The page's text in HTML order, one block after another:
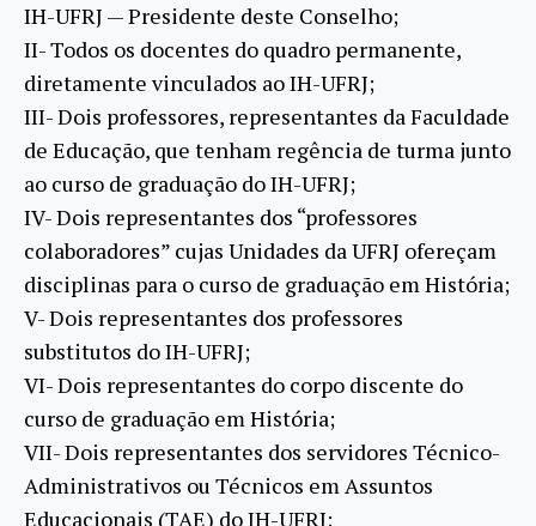
IH-UFRJ — Presidente deste Conselho;
II- Todos os docentes do quadro permanente,
diretamente vinculados ao IH-UFRJ;
III- Dois professores, representantes da Faculdade
de Educação, que tenham regência de turma junto
ao curso de graduação do IH-UFRJ;
IV- Dois representantes dos “professores
colaboradores” cujas Unidades da UFRJ ofereçam
disciplinas para o curso de graduação em História;
V- Dois representantes dos professores
substitutos do IH-UFRJ;
VI- Dois representantes do corpo discente do
curso de graduação em História;
VII- Dois representantes dos servidores Técnico-
Administrativos ou Técnicos em Assuntos
Educacionais (TAE) do IH-UFRJ;